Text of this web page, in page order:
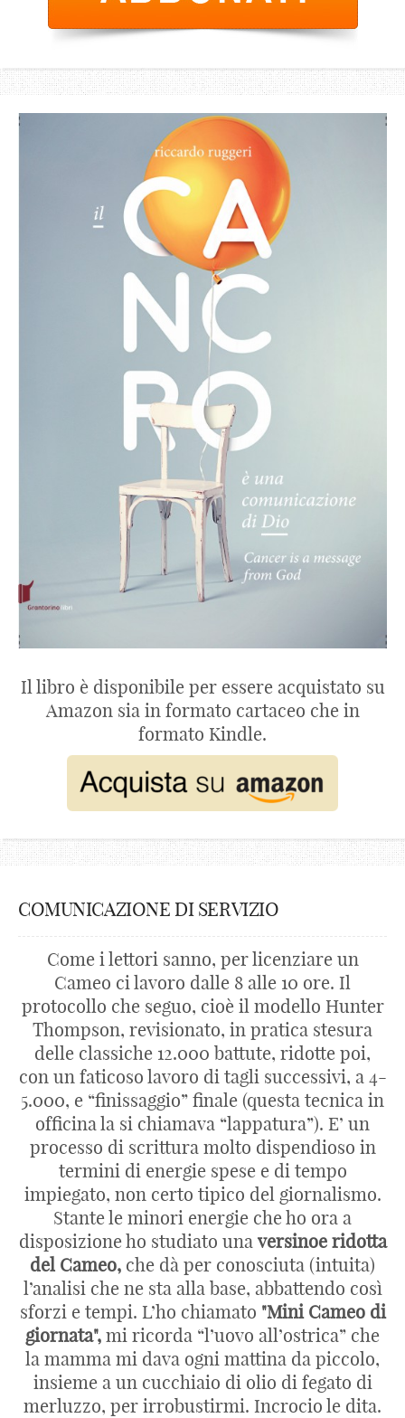
Il libro è disponibile per essere acquistato su
Amazon sia in formato cartaceo che in
formato Kindle.
COMUNICAZIONE DI SERVIZIO
Come i lettori sanno, per licenziare un
Cameo ci lavoro dalle 8 alle 10 ore. Il
protocollo che seguo, cioè il modello Hunter
Thompson, revisionato, in pratica stesura
delle classiche 12.000 battute, ridotte poi,
con un faticoso lavoro di tagli successivi, a 4-
5.000, e “finissaggio” finale (questa tecnica in
officina la si chiamava “lappatura”). E’ un
processo di scrittura molto dispendioso in
termini di energie spese e di tempo
impiegato, non certo tipico del giornalismo.
Stante le minori energie che ho ora a
disposizione ho studiato una versinoe ridotta
del Cameo, che dà per conosciuta (intuita)
l’analisi che ne sta alla base, abbattendo così
sforzi e tempi. L’ho chiamato "Mini Cameo di
giornata", mi ricorda “l’uovo all’ostrica” che
la mamma mi dava ogni mattina da piccolo,
insieme a un cucchiaio di olio di fegato di
merluzzo, per irrobustirmi. Incrocio le dita.